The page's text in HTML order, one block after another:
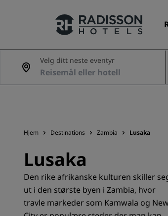
Merkevarene våre
Velg ditt neste eventyr
Hjem Destinations Zambia Lusaka
Lusaka
Den rike afrikanske kulturen skiller
ut i den største byen i Zambia, hvor
travle markeder som Kamwala og